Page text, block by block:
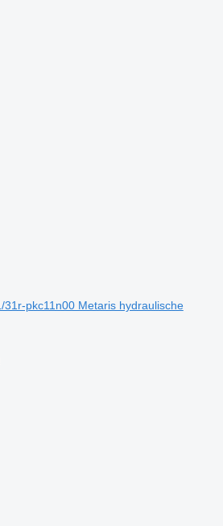
31r-pkc11n00 Metaris hydraulische